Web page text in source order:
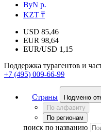
ByN р.
KZT ₸
USD 85,46
EUR 98,64
EUR/USD 1,15
Поддержка турагентов и
+7 (495) 009-66-99
Страны
Подменю
По алфавиту
По регионам
поиск по названию